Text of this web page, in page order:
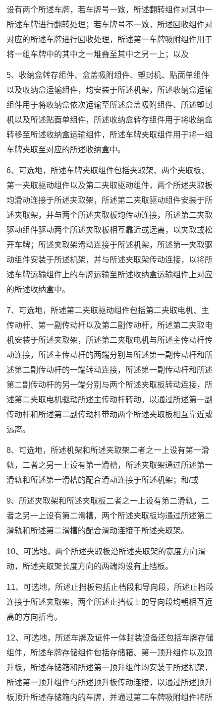
设有两个所述车牌，若车牌号一致，所述翻转组件对其中一
所述车牌进行翻转处理；若车牌号不一致，所述回收组件对
对应的所述车牌进行回收处理，所述第一车牌吸附组件用于
将一组车牌中的其中之一堆叠至其中之另一上；以及
5、收纳盒转存组件、盒盖吸附组件、塑封机、贴面单组件
以及收纳盒运输组件，均安装于所述机架，所述收纳盒运输
组件用于将收纳盒依次运输至所述盒盖吸附组件、所述塑封
机以及所述贴面单组件，所述收纳盒转存组件用于将收纳盒
转移至所述收纳盒运输组件，所述车牌夹取组件用于将一组
车牌夹取至对应的所述收纳盒中。
6、可选地，所述车牌夹取组件包括夹取架、两个夹取板、
第一夹取驱动组件以及第二夹取驱动组件，两个所述夹取板
均滑动连接于所述夹取架，所述第二夹取驱动组件安装于所
述夹取架，并与两个所述夹取板均传动连接，所述第二夹取
驱动组件驱动两个所述夹取板相互靠近或远离，以夹取或松
开车牌；所述夹取架滑动连接于所述机架，所述第一夹取驱
动组件安装于所述机架，并与所述夹取架传动连接，以将所
述车牌运输组件上的车牌运输至所述收纳盒运输组件上对应
的所述收纳盒中。
7、可选地，所述第二夹取驱动组件包括第二夹取电机、主
传动杆、第一副传动杆以及第二副传动杆，所述第二夹取电
机安装于所述夹取架，所述第二夹取电机与所述主传动杆传
动连接，所述主传动杆的两端分别与所述第一副传动杆和所
述第二副传动杆的一端转动连接，所述第一副传动杆和所述
第二副传动杆的另一端分别与两个所述夹取板转动连接，所
述第二夹取电机驱动所述主传动杆转动，以通过所述第一副
传动杆和所述第二副传动杆带动两个所述夹取板相互靠近或
远离。
8、可选地，所述机架和所述夹取架二者之一上设有第一滑
轨，二者之另一上设有第一滑槽，所述夹取架通过所述第一
滑轨和所述第一滑槽的配合滑动连接于所述机架；和/或
9、所述夹取架和所述夹取板二者之一上设有第二滑轨，二
者之另一上设有第二滑槽，两个所述夹取板均通过所述第二
滑轨和所述第二滑槽的配合滑动连接于所述夹取架。
10、可选地，两个所述夹取板沿所述夹取架的宽度方向滑
动，所述夹取架长度方向的两端均设有止挡板。
11、可选地，所述止挡板包括止档段和导向段，所述止档段
连接于所述夹取架，两个所述止挡板上的导向段均朝相互远
离的方向折弯。
12、可选地，所述车牌及证件一体封装设备还包括车牌存储
组件，所述车牌存储组件包括存储箱、第一顶升组件以及顶
升板，所述存储箱和所述第一顶升组件均安装于所述机架，
所述第一顶升组件与所述顶升板传动连接，以通过所述顶升
板顶升所述存储箱内的车牌，并通过第二车牌吸附组件将所